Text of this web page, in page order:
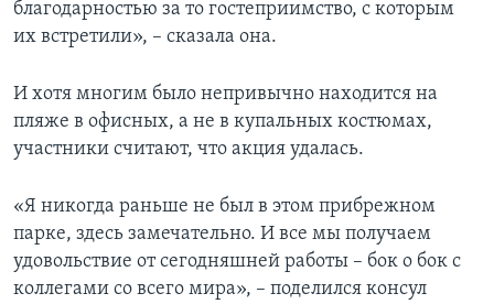
благодарностью за то гостеприимство, с которым
их встретили», – сказала она.
И хотя многим было непривычно находится на
пляже в офисных, а не в купальных костюмах,
участники считают, что акция удалась.
«Я никогда раньше не был в этом прибрежном
парке, здесь замечательно. И все мы получаем
удовольствие от сегодняшней работы – бок о бок с
коллегами со всего мира», – поделился консул